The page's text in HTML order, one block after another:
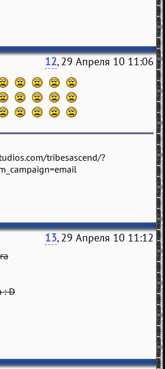
12, 29 Апреля 10 11:06
tribesascend/?
13, 29 Апреля 10 11:12
: D